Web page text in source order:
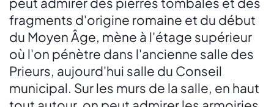
fragments d'origine romaine et du début
du Moyen Âge, mène à l'étage supérieur
où l'on pénètre dans l'ancienne salle des
Prieurs, aujourd'hui salle du Conseil
municipal. Sur les murs de la salle, en haut